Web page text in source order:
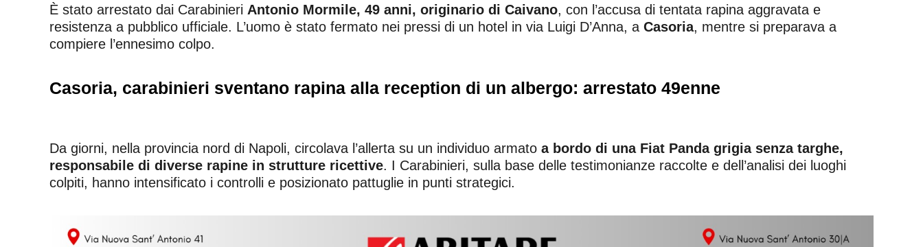
È stato arrestato dai Carabinieri Antonio Mormile, 49 anni, originario di Caivano, con l’accusa di tentata rapina aggravata e
resistenza a pubblico ufficiale. L’uomo è stato fermato nei pressi di un hotel in via Luigi D’Anna, a Casoria, mentre si preparava a
compiere l’ennesimo colpo.
Casoria, carabinieri sventano rapina alla reception di un albergo: arrestato 49enne
Da giorni, nella provincia nord di Napoli, circolava l’allerta su un individuo armato a bordo di una Fiat Panda grigia senza targhe,
responsabile di diverse rapine in strutture ricettive. I Carabinieri, sulla base delle testimonianze raccolte e dell’analisi dei luoghi
colpiti, hanno intensificato i controlli e posizionato pattuglie in punti strategici.